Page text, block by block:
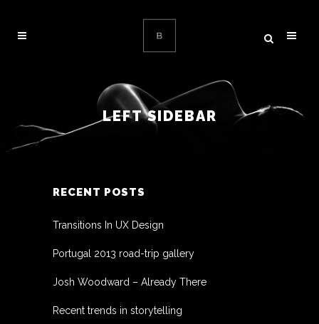
LEFT SIDEBAR
RECENT POSTS
Transitions In UX Design
Portugal 2013 road-trip gallery
Josh Woodward – Already There
Recent trends in storytelling